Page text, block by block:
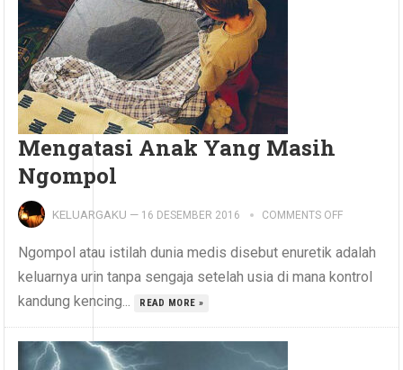
Mengatasi Anak Yang Masih
Ngompol
KELUARGAKU — 16 DESEMBER 2016 COMMENTS OFF
Ngompol atau istilah dunia medis disebut enuretik adalah
keluarnya urin tanpa sengaja setelah usia di mana kontrol
kandung kencing...
READ MORE »